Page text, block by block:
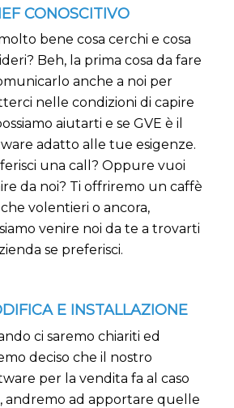
CONOSCITIVO
bene cosa cerchi e cosa
Beh, la prima cosa da fare
anche a noi per
nelle condizioni di capire
aiutarti e se GVE è il
adatto alle tue esigenze.
una call? Oppure vuoi
da noi? Ti offriremo un caffè
volentieri o ancora,
venire noi da te a trovarti
se preferisci.
E INSTALLAZIONE
ci saremo chiariti ed
deciso che il nostro
per la vendita fa al caso
andremo ad apportare quelle